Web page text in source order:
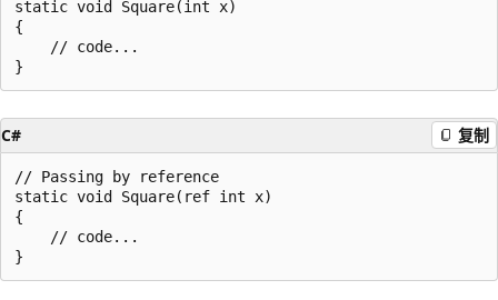
static void Square(int x)
{
    // code...
C# 复制
// Passing by reference
static void Square(ref int x)
{
    // code...